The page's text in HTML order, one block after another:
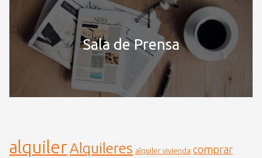
Sala de Prensa
alquilerAlquileres alquiler vivienda comprar